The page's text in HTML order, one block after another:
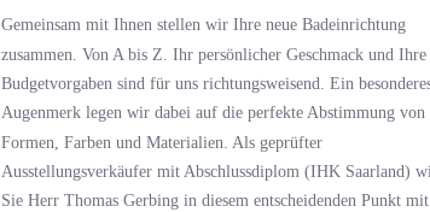
Gemeinsam mit Ihnen stellen wir Ihre neue Badeinrichtung
zusammen. Von A bis Z. Ihr persönlicher Geschmack und Ihre
Budgetvorgaben sind für uns richtungsweisend. Ein
Augenmerk legen wir dabei auf die perfekte Abstimmung von
Formen, Farben und Materialien. Als geprüfter
Ausstellungsverkäufer mit Abschlussdiplom (IHK Saarland)
Sie Herr Thomas Gerbing in diesem entscheidenden Punkt mit